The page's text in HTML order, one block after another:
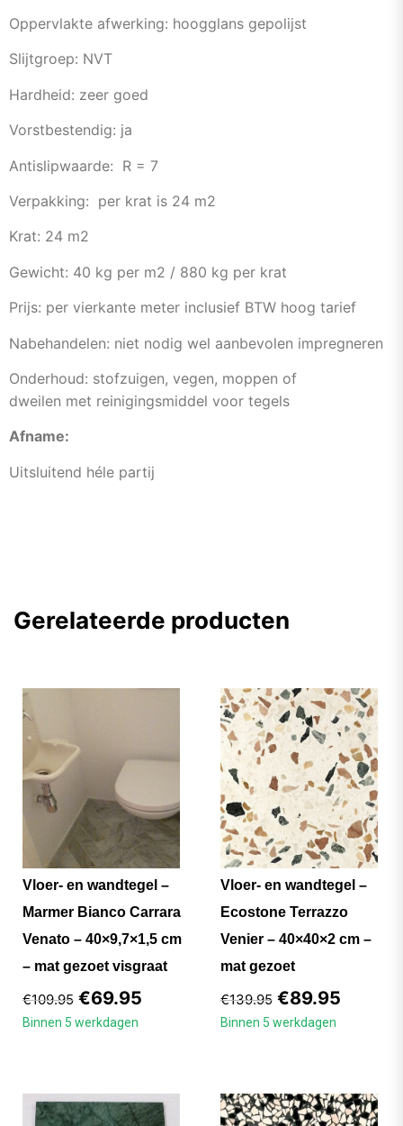
Oppervlakte afwerking: hoogglans gepolijst
Slijtgroep: NVT
Hardheid: zeer goed
Vorstbestendig: ja
Antislipwaarde: R = 7
Verpakking: per krat is 24 m2
Krat: 24 m2
Gewicht: 40 kg per m2 / 880 kg per krat
Prijs: per vierkante meter inclusief BTW hoog tarief
Nabehandelen: niet nodig wel aanbevolen impregneren
Onderhoud: stofzuigen, vegen, moppen of
dweilen met reinigingsmiddel voor tegels
Afname:
Uitsluitend héle partij
Gerelateerde producten
Vloer- en wandtegel –
Marmer Bianco Carrara
Venato – 40×9,7×1,5 cm
– mat gezoet visgraat
€109.95 €69.95
Binnen 5 werkdagen
Vloer- en wandtegel –
Ecostone Terrazzo
Venier – 40×40×2 cm –
mat gezoet
€139.95 €89.95
Binnen 5 werkdagen